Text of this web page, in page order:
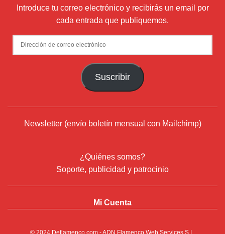
Introduce tu correo electrónico y recibirás un email por
cada entrada que publiquemos.
Dirección
de
Suscribir
Newsletter (envío boletín mensual con Mailchimp)
¿Quiénes somos?
Soporte, publicidad y patrocinio
Mi Cuenta
© 2024 Deflamenco.com- ADN Flamenco Web Services S.L.